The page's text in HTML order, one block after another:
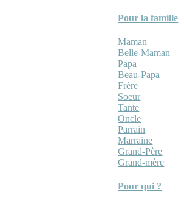
Pour la famille
Maman
Belle-Maman
Papa
Beau-Papa
Frère
Soeur
Tante
Oncle
Parrain
Marraine
Grand-Père
Grand-mère
Pour qui ?